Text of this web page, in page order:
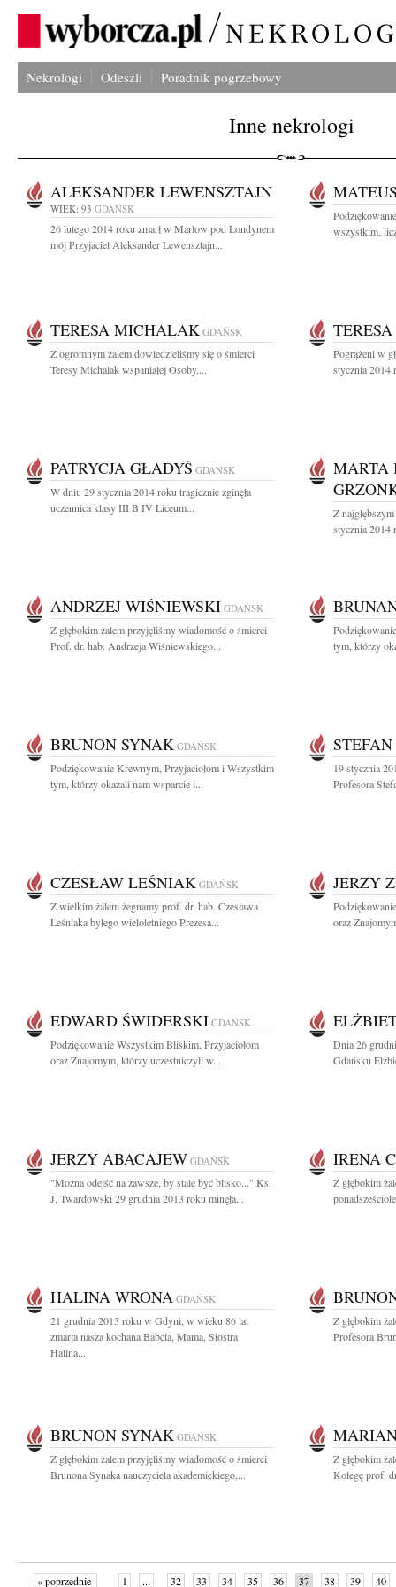
Nekrologi Odeszli Poradnik pogrzebowy
Inne nekrologi
ALEKSANDER LEWENSZTAJN
WIEK: 93 GDAŃSK
26 lutego 2014 roku zmarł w Marlow pod Londynem
mój Przyjaciel Aleksander Lewensztajn...
wszystkim,
TERESA MICHALAK GDAŃSK
Z ogromnym żalem dowiedzieliśmy się o śmierci
Teresy Michalak wspaniałej Osoby,...
Pogrążeni w
stycznia 2014
PATRYCJA GŁADYŚ GDAŃSK
W dniu 29 stycznia 2014 roku tragicznie zginęła
uczennica klasy III B IV Liceum...
MARTA
Z
stycznia 2014
ANDRZEJ WIŚNIEWSKI GDAŃSK
Z głębokim żalem przyjęliśmy wiadomość o śmierci
Prof. dr. hab. Andrzeja Wiśniewskiego...
tym, którzy
BRUNON SYNAK GDAŃSK
Podziękowanie Krewnym, Przyjaciołom i Wszystkim
tym, którzy okazali nam wsparcie i...
19 stycznia
Profesora
CZESŁAW LEŚNIAK GDAŃSK
Z wielkim żalem żegnamy prof. dr. hab. Czesława
Leśniaka byłego wieloletniego Prezesa...
JERZY
oraz
EDWARD ŚWIDERSKI GDAŃSK
Podziękowanie Wszystkim Bliskim, Przyjaciołom
oraz Znajomym, którzy uczestniczyli w...
Dnia 26
Gdańsku
JERZY ABACAJEW GDAŃSK
"Można odejść na zawsze, by stale być blisko..." Ks.
J. Twardowski 29 grudnia 2013 roku minęła...
IRENA
Z głębokim
HALINA WRONA GDAŃSK
21 grudnia 2013 roku w Gdyni, w wieku 86 lat
zmarła nasza kochana Babcia, Mama, Siostra
Halina...
Z głębokim
Profesora
BRUNON SYNAK GDAŃSK
Z głębokim żalem przyjęliśmy wiadomość o śmierci
Brunona Synaka nauczyciela akademickiego,...
Z głębokim
Kolegę prof.
« poprzednie 1 ... 32 33 34 35 36 37 38 39 40